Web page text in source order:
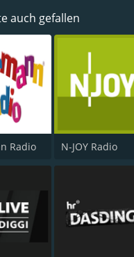
auch gefallen
Radio N-JOY Radio